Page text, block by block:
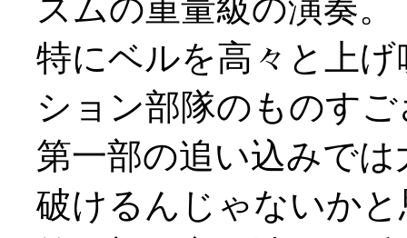
ズムの重量級の演奏。
特にベルを高々と上
ション部隊のものすご
第一部の追い込みで
破けるんじゃないか